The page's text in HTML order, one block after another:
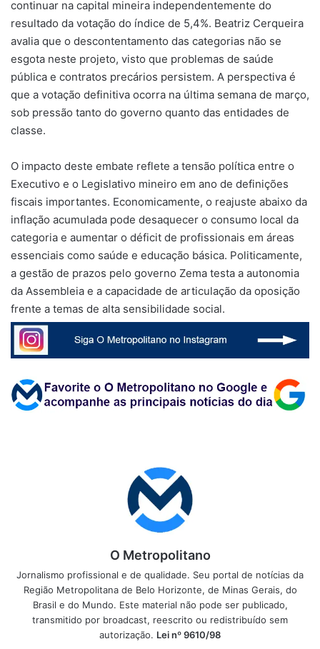
continuar na capital mineira independentemente do
resultado da votação do índice de 5,4%. Beatriz Cerqueira
avalia que o descontentamento das categorias não se
esgota neste projeto, visto que problemas de saúde
pública e contratos precários persistem. A perspectiva é
que a votação definitiva ocorra na última semana de março,
sob pressão tanto do governo quanto das entidades de
classe.
O impacto deste embate reflete a tensão política entre o
Executivo e o Legislativo mineiro em ano de definições
fiscais importantes. Economicamente, o reajuste abaixo da
inflação acumulada pode desaquecer o consumo local da
categoria e aumentar o déficit de profissionais em áreas
essenciais como saúde e educação básica. Politicamente,
a gestão de prazos pelo governo Zema testa a autonomia
da Assembleia e a capacidade de articulação da oposição
frente a temas de alta sensibilidade social.
O Metropolitano
Jornalismo profissional e de qualidade. Seu portal de notícias da
Região Metropolitana de Belo Horizonte, de Minas Gerais, do
Brasil e do Mundo. Este material não pode ser publicado,
transmitido por broadcast, reescrito ou redistribuído sem
autorização. Lei nº 9610/98